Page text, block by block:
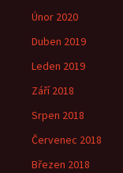
Únor 2020
Duben 2019
Leden 2019
Září 2018
Srpen 2018
Červenec 2018
Březen 2018